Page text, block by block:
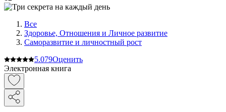
Все
Здоровье, Отношения и Личное развитие
Саморазвитие и личностный рост
5.079Оценить
Электронная книга